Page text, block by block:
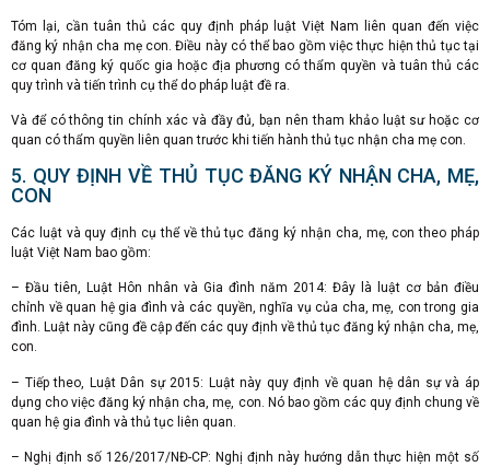
Tóm lại, cần tuân thủ các quy định pháp luật Việt Nam liên quan đến việc
đăng ký nhận cha mẹ con. Điều này có thể bao gồm việc thực hiện thủ tục tại
cơ quan đăng ký quốc gia hoặc địa phương có thẩm quyền và tuân thủ các
quy trình và tiến trình cụ thể do pháp luật đề ra.
Và để có thông tin chính xác và đầy đủ, bạn nên tham khảo luật sư hoặc cơ
quan có thẩm quyền liên quan trước khi tiến hành thủ tục nhận cha mẹ con.
5. QUY ĐỊNH VỀ THỦ TỤC ĐĂNG KÝ NHẬN CHA, MẸ,
CON
Các luật và quy định cụ thể về thủ tục đăng ký nhận cha, mẹ, con theo pháp
luật Việt Nam bao gồm:
– Đầu tiên, Luật Hôn nhân và Gia đình năm 2014: Đây là luật cơ bản điều
chỉnh về quan hệ gia đình và các quyền, nghĩa vụ của cha, mẹ, con trong gia
đình. Luật này cũng đề cập đến các quy định về thủ tục đăng ký nhận cha, mẹ,
con.
– Tiếp theo, Luật Dân sự 2015: Luật này quy định về quan hệ dân sự và áp
dụng cho việc đăng ký nhận cha, mẹ, con. Nó bao gồm các quy định chung về
quan hệ gia đình và thủ tục liên quan.
– Nghị định số 126/2017/NĐ-CP: Nghị định này hướng dẫn thực hiện một số